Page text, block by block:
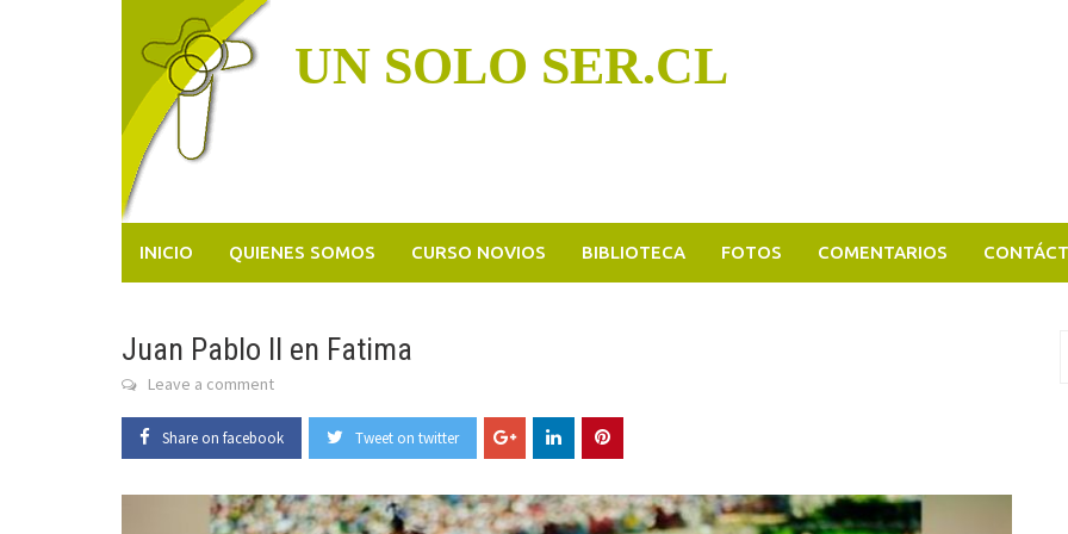
UN SOLO SER.CL
INICIO QUIENES SOMOS CURSO NOVIOS BIBLIOTECA FOTOS COMENTARIOS
Juan Pablo II en Fatima
Leave a comment
Share on facebook Tweet on twitter